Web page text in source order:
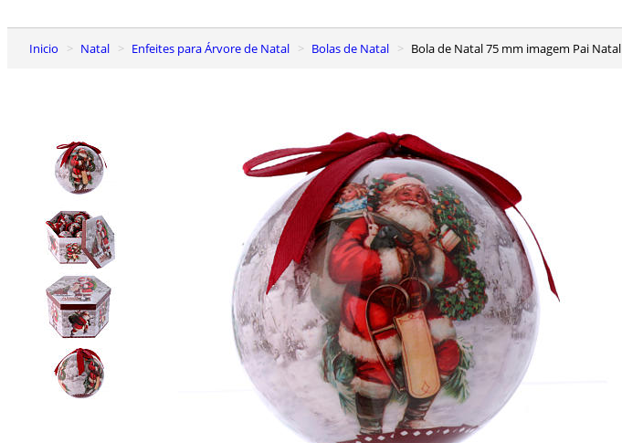
Inicio Natal Enfeites para Árvore de Natal Bolas de Natal Bola de Natal 75 mm imagem Pai Natal